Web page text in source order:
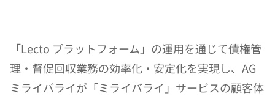
「Lecto プラットフォーム」の運用を通じて債権管
理・督促回収業務の効率化・安定化を実現し、AG
ミライバライが「ミライバライ」サービスの顧客体